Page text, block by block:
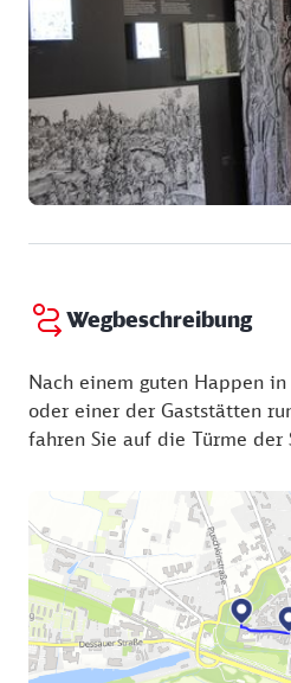
Jugendkunstschule Kinder
bildende Kunst ein.
Cranach-Herberge zum
Wegbeschreibung
Nach einem guten Happen
oder einer der Gaststätten
fahren Sie auf die Türme der